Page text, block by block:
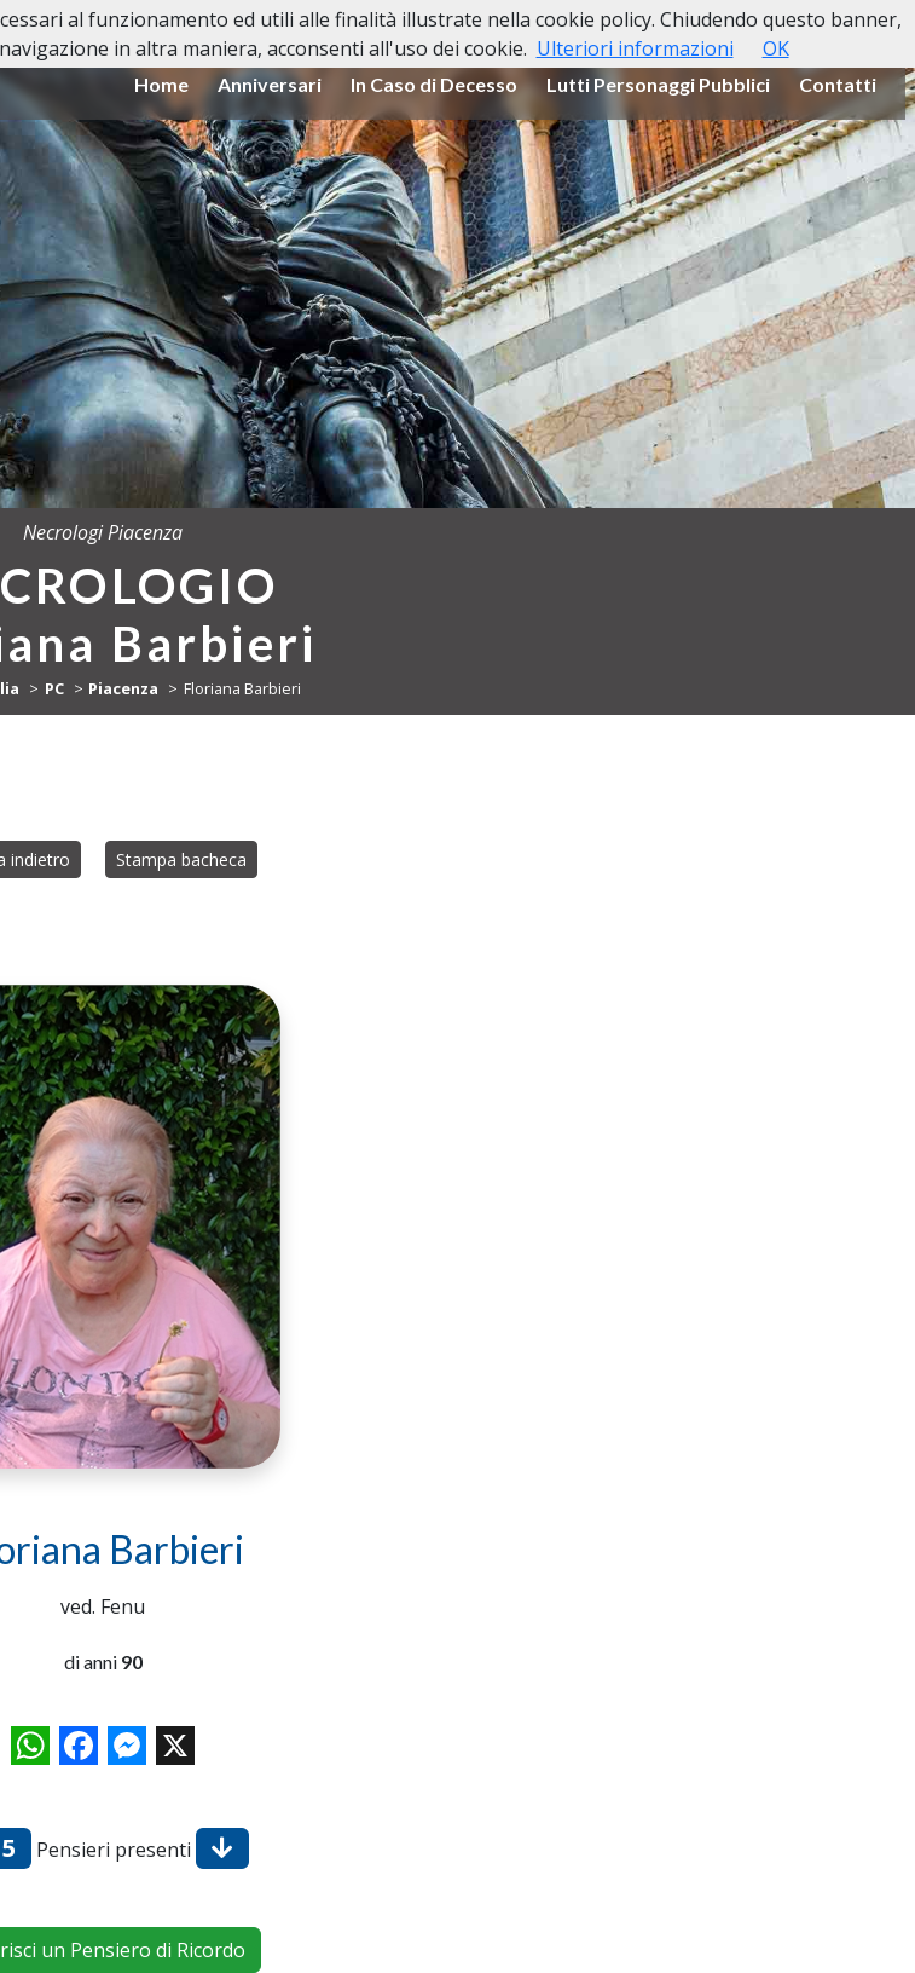
Home Anniversari In Caso di Decesso Lutti Personaggi Pubblici Contatti
Necrologi Piacenza
Barbieri
PC Piacenza Floriana Barbieri
indietro Stampa bacheca
Barbieri
ved. Fenu
di anni 90
WhatsAppFacebookMessenger
X
5 Pensieri presenti
un Pensiero di Ricordo
al funzionamento ed utili alle finalità illustrate nella cookie policy. Chiudendo questo banner,
in altra maniera, acconsenti all'uso dei cookie. Ulteriori informazioni OK